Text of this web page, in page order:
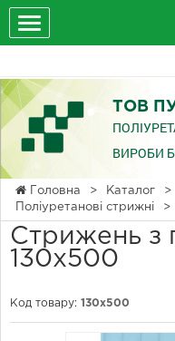
ТОВ
ВИРОБИ
Головна > Каталог >
Поліуретанові стрижні
>
Стрижень з
130x500
Код товару: 130x500